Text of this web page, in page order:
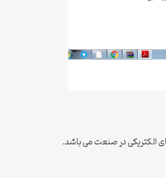
الکتریکی در صنعت می باشد.